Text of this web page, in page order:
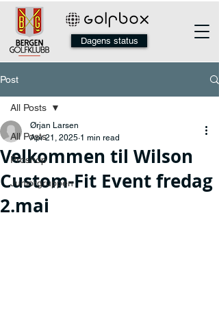
Dagens status
Post
All Posts
Proshop
Juniorgruppen
All Posts
Velkommen til Wilson
Custom-Fit Event fredag
2.mai
Ørjan Larsen
Apr 21, 2025 1 min read